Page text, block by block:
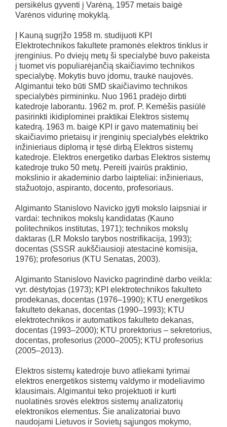
persikėlus gyventi į Varėną, 1957 metais baigė
Varėnos vidurinę mokyklą.
Į Kauną sugrįžo 1958 m. studijuoti KPI
Elektrotechnikos fakultete pramonės elektros tinklus ir
įrenginius. Po dviejų metų ši specialybė buvo pakeista
į tuomet vis populiarėjančią skaičiavimo technikos
specialybę. Mokytis buvo įdomu, traukė naujovės.
Algimantui teko būti SMD skaičiavimo technikos
specialybės pirmininku. Nuo 1961 pradėjo dirbti
katedroje laborantu. 1962 m. prof. P. Kemėšis pasiūlė
pasirinkti ikidiplominei praktikai Elektros sistemų
katedrą. 1963 m. baigė KPI ir gavo matematinių bei
skaičiavimo prietaisų ir įrenginių specialybės elektriko
inžinieriaus diplomą ir tęsė dirbą Elektros sistemų
katedroje. Elektros energetiko darbas Elektros sistemų
katedroje truko 50 metų. Pereiti įvairūs praktinio,
mokslinio ir akademinio darbo laipteliai: inžinieriaus,
stažuotojo, aspiranto, docento, profesoriaus.
Algimanto Stanislovo Navicko įgyti mokslo laipsniai ir
vardai: technikos mokslų kandidatas (Kauno
politechnikos institutas, 1971); technikos mokslų
daktaras (LR Mokslo tarybos nostrifikacija, 1993);
docentas (SSSR aukščiausioji atestacinė komisija,
1976); profesorius (KTU Senatas, 2003).
Algimanto Stanislovo Navicko pagrindinė darbo veikla:
vyr. dėstytojas (1973); KPI elektrotechnikos fakulteto
prodekanas, docentas (1976–1990); KTU energetikos
fakulteto dekanas, docentas (1990–1993); KTU
elektrotechnikos ir automatikos fakulteto dekanas,
docentas (1993–2000); KTU prorektorius – sekretorius,
docentas, profesorius (2000–2005); KTU profesorius
(2005–2013).
Elektros sistemų katedroje buvo atliekami tyrimai
elektros energetikos sistemų valdymo ir modeliavimo
klausimais. Algimantui teko projektuoti ir kurti
nuolatinės srovės elektros sistemų analizatorių
elektronikos elementus. Šie analizatoriai buvo
naudojami Lietuvos ir Sovietų sąjungos mokymo,